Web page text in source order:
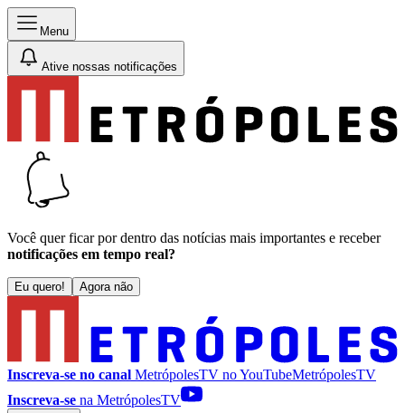
Menu
Ative nossas notificações
Você quer ficar por dentro das notícias mais importantes e receber
notificações em tempo real?
Eu quero! Agora não
Inscreva-se no canal MetrópolesTV noYouTubeMetrópolesTV
Inscreva-se na MetrópolesTV